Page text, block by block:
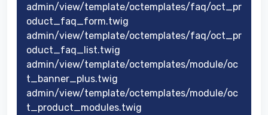
admin/view/template/octemplates/faq/oct_pr
oduct_faq_form.twig
admin/view/template/octemplates/faq/oct_pr
oduct_faq_list.twig
admin/view/template/octemplates/module/oc
t_banner_plus.twig
admin/view/template/octemplates/module/oc
t_product_modules.twig